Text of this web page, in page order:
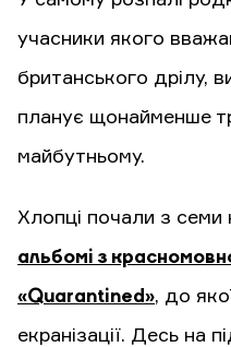
учасники якого
британського дрілу,
планує щонайменше
майбутньому.
Хлопці почали з семи
альбомі з
«Quarantined», до
екранізації. Десь на